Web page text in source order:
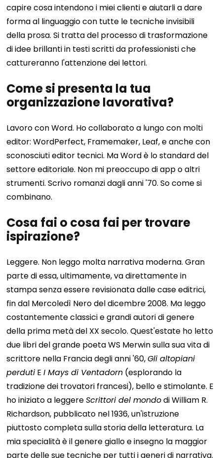
capire cosa intendono i miei clienti e aiutarli a dare
forma al linguaggio con tutte le tecniche invisibili
della prosa.Si tratta del processo di trasformazione
di idee brillanti in testi scritti da professionisti che
cattureranno l'attenzione dei lettori.
Come si presenta la tua
organizzazione lavorativa?
Lavoro con Word. Ho collaborato a lungo con molti
editor: WordPerfect, Framemaker, Leaf, e anche con
sconosciuti editor tecnici. Ma Word è lo standard del
settore editoriale. Non mi preoccupo di app o altri
strumenti. Scrivo romanzi dagli anni '70. So come si
combinano.
Cosa fai o cosa fai per trovare
ispirazione?
Leggere. Non leggo molta narrativa moderna. Gran
parte di essa, ultimamente, va direttamente in
stampa senza essere revisionata dalle case editrici,
fin dal Mercoledì Nero del dicembre 2008. Ma leggo
costantemente classici e grandi autori di genere
della prima metà del XX secolo. Quest'estate ho letto
due libri del grande poeta WS Merwin sulla sua vita di
scrittore nella Francia degli anni '60,Gli altopiani
perduti EI Mays di Ventadorn (esplorando la
tradizione dei trovatori francesi), bello e stimolante. E
ho iniziato a leggereScrittori del mondodi William R.
Richardson, pubblicato nel 1936, un'istruzione
piuttosto completa sulla storia della letteratura. La
mia specialità è il genere giallo e insegno la maggior
parte delle sue tecniche per tutti i generi di narrativa.